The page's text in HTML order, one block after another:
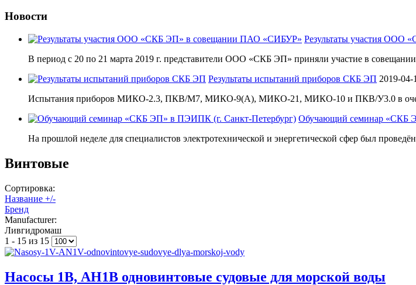
Новости
Результаты участия
В период с 20 по 21 марта 2019 г. представители ООО «СКБ ЭП» приняли участие в
Результаты испытаний приборов СКБ ЭП 2019-04-
Испытания приборов МИКО-2.3, ПКВ/М7, МИКО-9(А), МИКО-21, МИКО-10 и ПКВ/У3.0 в
Обучающий семинар «СКБ
На прошлой неделе для специалистов электротехнической и энергетической сфер был
Винтовые
Сортировка:
Название +/-
Бренд
Manufacturer:
Ливгидромаш
1 - 15 из 15
Насосы 1В, АН1В одновинтовые судовые для морской воды